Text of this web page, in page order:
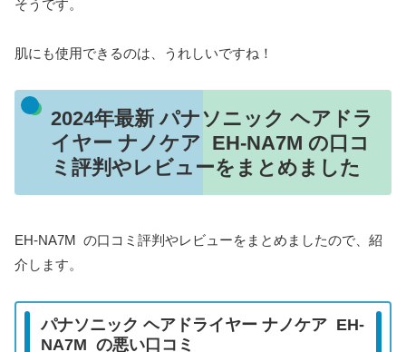
そうです。
肌にも使用できるのは、うれしいですね！
2024年最新 パナソニック ヘアドラ
イヤー ナノケア EH-NA7M の口コ
ミ評判やレビューをまとめました
EH-NA7M の口コミ評判やレビューをまとめましたので、紹
介します。
パナソニック ヘアドライヤー ナノケア EH-
NA7M の悪い口コミ